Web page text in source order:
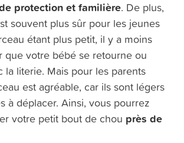
protection et familière. De plus,
souvent plus sûr pour les jeunes
étant plus petit, il y a moins
que votre bébé se retourne ou
la literie. Mais pour les parents
est agréable, car ils sont légers
à déplacer. Ainsi, vous pourrez
votre petit bout de chou près de